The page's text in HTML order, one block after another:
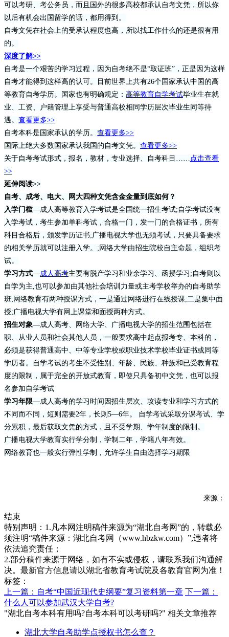
可以考研、考公务员，而且国外的很多高校都承认自考文凭，所以你
以后有机会出国留学的话，都用得到。
自考文凭在社会上的受承认程度也高，所以找工作什么的还是很有用
的。
深度了解>>
自考是一个艰苦的学习过程，因为自考绝不是“取证班”，正是因为这样
自考才能得到这样高的认可。目前世界上共有26个国家承认中国的高
等教育自考学历。国家也有明确规定： 高等教育自学考试毕业生在就
业、工资、户籍管理上享受与普通高校相同学历层次毕业生同等待
遇。 查看更多>>
自考本科是国家承认的学历。 查看更多>>
国际上绝大多数国家承认我国的自考文凭。 查看更多>>
关于自考考试形式，报名，教材，专业选择、自考科目……
点击查看
>>
延伸阅读>>
自考、成考、电大、网大四种文凭含金金量到底如何？
入学门槛—成人高等教育入学考试是全国统一招生考试;自学考试没有
入学考试，考生参加单科考试，合格一门，发一门的合格证书，所有
科目合格后，颁发学历证书;广播电视大学也无须考试，只要具备要求
的相关学历就可以注册入学。;网络大学由招生院校自主命题，组织考
试。
学习方式—成人高考主要有脱产学习和业余学习、函授学习;自考则以
自学为主,也可以参加由其他社会培训力量或主考学校举办的自考助学
班;网络教育有两种授课方式，一是通过网络进行在线授课,二是集中面
授;广播电视大学有网上课堂和面授两种方式。
招生对象—成人高考、网络大学、广播电视大学的招生范围包括在
职、从业人员和社会其他人员，一般要求高中起点报考专、本科的，
必须是获得普通高中、中等专业学校或职业技术学校毕业证书或同等
学历者。自学考试的考生不受性别、年龄、民族、种族和已受教育程
度的限制，属于完全的开放式教育，即使只具备初中文凭，也可以报
名参加自学考试
学习年限—成人高考的学习时间因招生层次、攻读专业和学习方式的
不同而不同，短则需要2年，长则5—6年。 自学考试采取分课考试、学
分累积，最后获取文凭的方式，且不受学期、学年制度的限制。
广播电视大学教育实行学分制，学制二年，学籍八年有效。
网络教育也一般实行弹性学制，允许学生自由选择学习期限
来源：
结束
特别声明：1.凡本网注明稿件来源为“湖北自考网”的，转载必
须注明“稿件来源：湖北自考网（www.hbzkw.com）”,违者将
依法追究责任；
2.部分稿件来源于网络，如有不实或侵权，请联系我们沟通解
决。最新官方信息请以湖北省教育考试院及各教育官网为准！
标签：
上一篇：自考“中国近现代史纲要”复习资料第一章 下一篇：
什么人可以参加武汉大学自考?
"湖北自考本科有用吗?自考本科可以考研吗?" 相关文章推荐
湖北大学自考助学点授权书怎么查？